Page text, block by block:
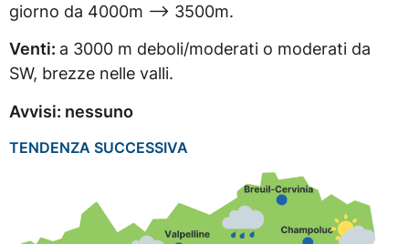
giorno da 4000m –> 3500m.
Venti: a 3000 m deboli/moderati o moderati da
SW, brezze nelle valli.
Avvisi: nessuno
TENDENZA SUCCESSIVA